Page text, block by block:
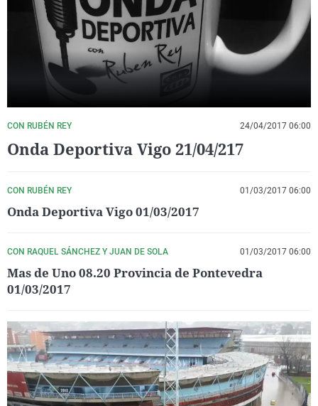
La rosa de los vientos
Gente viajera
Como el perro y el
Caso
Retornados
Equipo de
Extremadura
Galicia
La Rioja
País Vasco
Virales
Televisión
Elecciones
CON RUBÉN REY 24/04/2017 06:00
Onda Deportiva Vigo 21/04/217
CON RUBÉN REY 01/03/2017 06:00
Onda Deportiva Vigo 01/03/2017
CON RAQUEL SÁNCHEZ Y JUAN DE SOLA 01/03/2017 06:00
Mas de Uno 08.20 Provincia de Pontevedra
01/03/2017